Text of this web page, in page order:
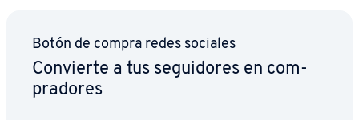
Botón de compra redes sociales
Convierte a tus se­gui­do­res en co­m­
pra­do­res